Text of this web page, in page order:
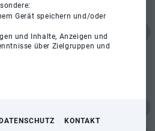
Gerät speichern und/oder
und Inhalte, Anzeigen und
über Zielgruppen und
DATENSCHUTZ KONTAKT